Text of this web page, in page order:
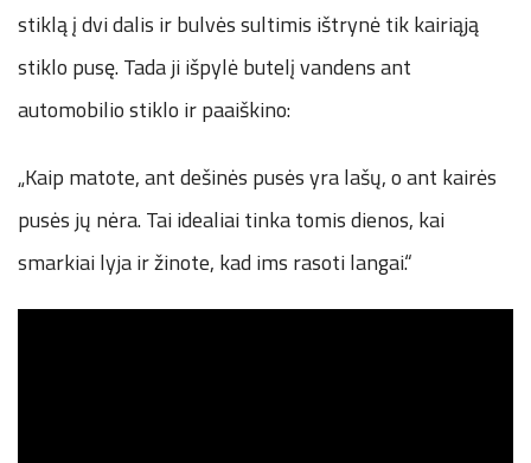
stiklą į dvi dalis ir bulvės sultimis ištrynė tik kairiąją
stiklo pusę. Tada ji išpylė butelį vandens ant
automobilio stiklo ir paaiškino:
„Kaip matote, ant dešinės pusės yra lašų, o ant kairės
pusės jų nėra. Tai idealiai tinka tomis dienos, kai
smarkiai lyja ir žinote, kad ims rasoti langai.“